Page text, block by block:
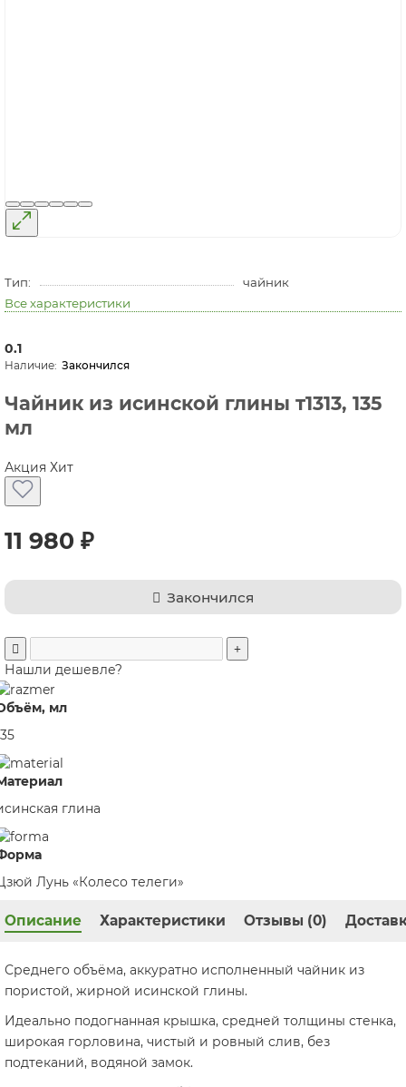
Тип:
чайник
Все характеристики
0.1
Закончился
Чайник из исинской глины т1313, 135
мл
Акция Хит
11 980 ₽
Закончился
Нашли дешевле?
мл
глина
Лунь «Колесо телеги»
Описание Характеристики Отзывы (0)
Среднего объёма, аккуратно исполненный чайник из
пористой, жирной исинской глины.
Идеально подогнанная крышка, средней толщины стенка,
широкая горловина, чистый и ровный слив, без
подтеканий, водяной замок.